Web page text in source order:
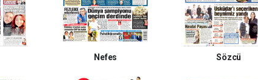
Nefes Sözcü